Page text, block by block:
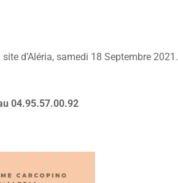
d’Aléria, samedi 18 Septembre 2021.
04.95.57.00.92